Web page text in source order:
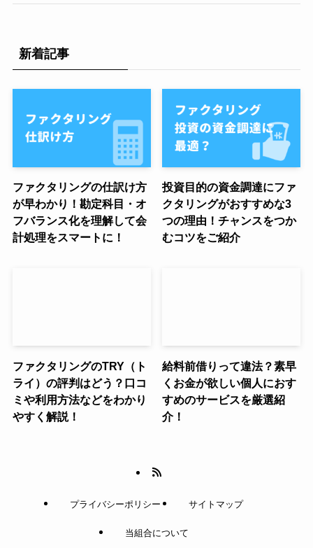
新着記事
ファクタリングの仕訳け方
が早わかり！勘定科目・オ
フバランス化を理解して会
計処理をスマートに！
投資目的の資金調達にファ
クタリングがおすすめな3
つの理由！チャンスをつか
むコツをご紹介
ファクタリングのTRY（ト
ライ）の評判はどう？口コ
ミや利用方法などをわかり
やすく解説！
給料前借りって違法？素早
くお金が欲しい個人におす
すめのサービスを厳選紹
介！
プライバシーポリシー サイトマップ
当組合について